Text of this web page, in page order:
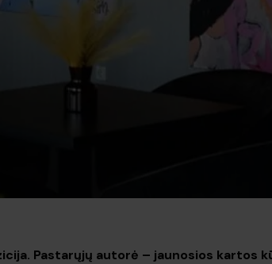
Pastarųjų autorė – jaunosios kartos